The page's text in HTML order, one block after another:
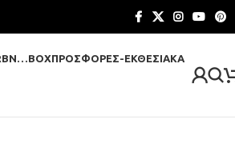
ΠΡΟΣΦΟΡΈΣ-ΕΚΘΕΣΙΑΚΆ